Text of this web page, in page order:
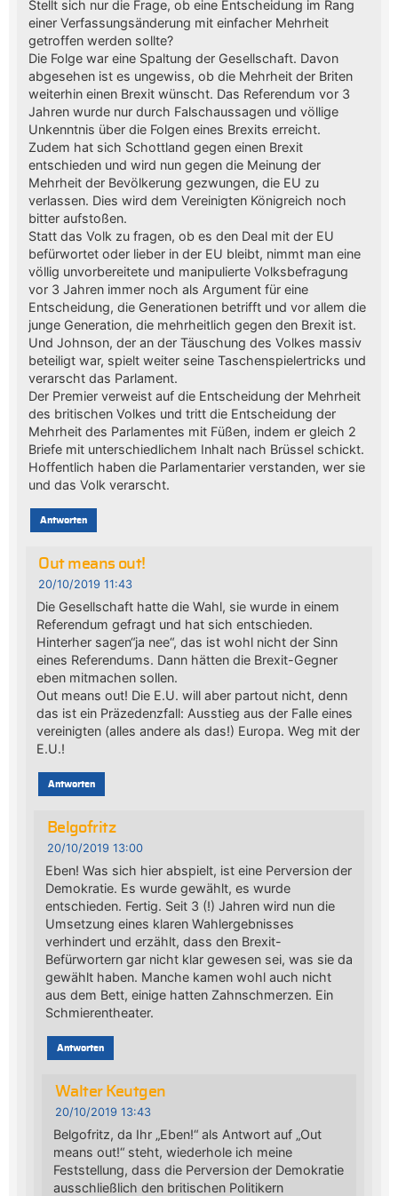
Stellt sich nur die Frage, ob eine Entscheidung im Rang
einer Verfassungsänderung mit einfacher Mehrheit
getroffen werden sollte?
Die Folge war eine Spaltung der Gesellschaft. Davon
abgesehen ist es ungewiss, ob die Mehrheit der Briten
weiterhin einen Brexit wünscht. Das Referendum vor 3
Jahren wurde nur durch Falschaussagen und völlige
Unkenntnis über die Folgen eines Brexits erreicht.
Zudem hat sich Schottland gegen einen Brexit
entschieden und wird nun gegen die Meinung der
Mehrheit der Bevölkerung gezwungen, die EU zu
verlassen. Dies wird dem Vereinigten Königreich noch
bitter aufstoßen.
Statt das Volk zu fragen, ob es den Deal mit der EU
befürwortet oder lieber in der EU bleibt, nimmt man eine
völlig unvorbereitete und manipulierte Volksbefragung
vor 3 Jahren immer noch als Argument für eine
Entscheidung, die Generationen betrifft und vor allem die
junge Generation, die mehrheitlich gegen den Brexit ist.
Und Johnson, der an der Täuschung des Volkes massiv
beteiligt war, spielt weiter seine Taschenspielertricks und
verarscht das Parlament.
Der Premier verweist auf die Entscheidung der Mehrheit
des britischen Volkes und tritt die Entscheidung der
Mehrheit des Parlamentes mit Füßen, indem er gleich 2
Briefe mit unterschiedlichem Inhalt nach Brüssel schickt.
Hoffentlich haben die Parlamentarier verstanden, wer sie
und das Volk verarscht.
Antworten
Out means out!
20/10/2019 11:43
Die Gesellschaft hatte die Wahl, sie wurde in einem
Referendum gefragt und hat sich entschieden.
Hinterher sagen“ja nee“, das ist wohl nicht der Sinn
eines Referendums. Dann hätten die Brexit-Gegner
eben mitmachen sollen.
Out means out! Die E.U. will aber partout nicht, denn
das ist ein Präzedenzfall: Ausstieg aus der Falle eines
vereinigten (alles andere als das!) Europa. Weg mit der
E.U.!
Antworten
Belgofritz
20/10/2019 13:00
Eben! Was sich hier abspielt, ist eine Perversion der
Demokratie. Es wurde gewählt, es wurde
entschieden. Fertig. Seit 3 (!) Jahren wird nun die
Umsetzung eines klaren Wahlergebnisses
verhindert und erzählt, dass den Brexit-
Befürwortern gar nicht klar gewesen sei, was sie da
gewählt haben. Manche kamen wohl auch nicht
aus dem Bett, einige hatten Zahnschmerzen. Ein
Schmierentheater.
Antworten
Walter Keutgen
20/10/2019 13:43
Belgofritz, da Ihr „Eben!“ als Antwort auf „Out
means out!“ steht, wiederhole ich meine
Feststellung, dass die Perversion der Demokratie
ausschließlich den britischen Politikern